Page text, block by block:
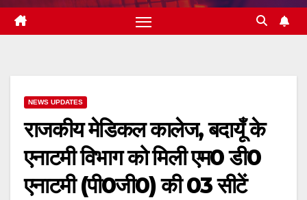
NEWS UPDATES
राजकीय मेडिकल कालेज, बदायूँ के
एनाटमी विभाग को मिली एम0 डी0
एनाटमी (पी0जी0) की 03 सीटें